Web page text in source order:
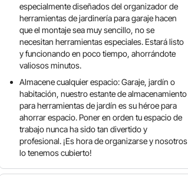
especialmente diseñados del organizador de
herramientas de jardinería para garaje hacen
que el montaje sea muy sencillo, no se
necesitan herramientas especiales. Estará listo
y funcionando en poco tiempo, ahorrándote
valiosos minutos.
Almacene cualquier espacio: Garaje, jardín o
habitación, nuestro estante de almacenamiento
para herramientas de jardín es su héroe para
ahorrar espacio. Poner en orden tu espacio de
trabajo nunca ha sido tan divertido y
profesional. ¡Es hora de organizarse y nosotros
lo tenemos cubierto!